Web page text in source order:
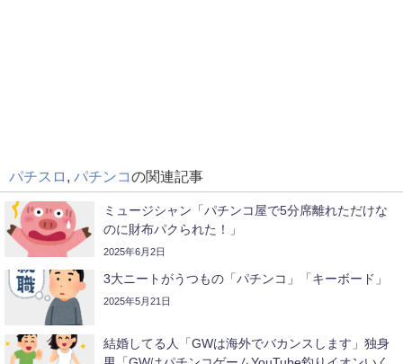
パチスロ , パチンコの関連記事
ミュージシャン「パチンコ屋で5分席離れただけな
のに財布パクられた！」
2025年6月2日
3大ニートがうつもの「パチンコ」「キーボード」
2025年5月21日
結婚してる人「GWは海外でバカンスします」独身